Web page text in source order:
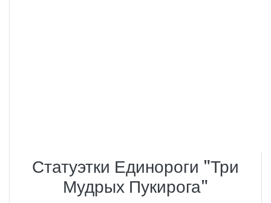
Статуэтки Единороги "Три
Мудрых Пукирога"